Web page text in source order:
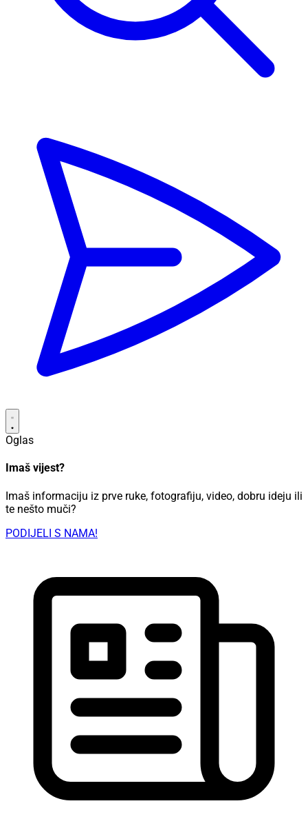
Oglas
Imaš vijest?
Imaš informaciju iz prve ruke, fotografiju, video, dobru ideju ili
te nešto muči?
PODIJELI S NAMA!